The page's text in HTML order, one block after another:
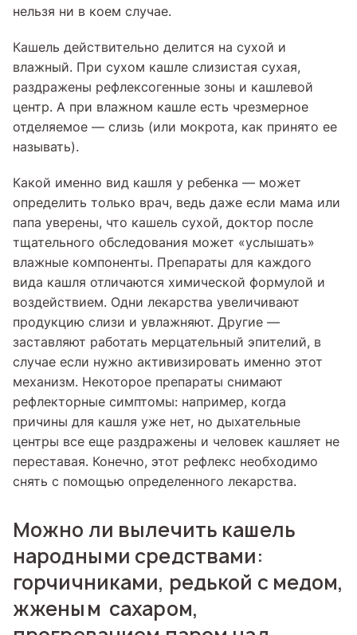
нельзя ни в коем случае.
Кашель действительно делится на сухой и
влажный. При сухом кашле слизистая сухая,
раздражены рефлексогенные зоны и кашлевой
центр. А при влажном кашле есть чрезмерное
отделяемое — слизь (или мокрота, как принято ее
называть).
Какой именно вид кашля у ребенка — может
определить только врач, ведь даже если мама или
папа уверены, что кашель сухой, доктор после
тщательного обследования может «услышать»
влажные компоненты. Препараты для каждого
вида кашля отличаются химической формулой и
воздействием. Одни лекарства увеличивают
продукцию слизи и увлажняют. Другие —
заставляют работать мерцательный эпителий, в
случае если нужно активизировать именно этот
механизм. Некоторое препараты снимают
рефлекторные симптомы: например, когда
причины для кашля уже нет, но дыхательные
центры все еще раздражены и человек кашляет не
переставая. Конечно, этот рефлекс необходимо
снять с помощью определенного лекарства.
Можно ли вылечить кашель
народными средствами:
горчичниками, редькой с медом,
жженым сахаром,